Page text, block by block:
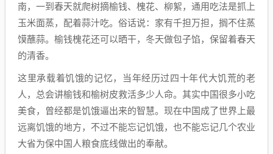
南，一到春天就爬树摘榆钱、槐花、柳絮，通用吃法是抓上
玉米面蒸，配着蒜汁吃。俗话说：家有千担万担，搁不住蒸
馍蘸蒜。榆钱槐花还可以晒干，冬天做包子馅，保留着春天
的清香。
这里承载着饥饿的记忆，当年经历过四十年代大饥荒的老
人，总会讲榆钱和榆树皮救活多少人命。其实中国很多小吃
美食，曾经都是饥饿逼出来的智慧。现在中国成了世界上最
远离饥饿的地方，不过不能忘记饥饿，也不能忘记几个农业
大省为保中国人粮食底线做出的奉献。